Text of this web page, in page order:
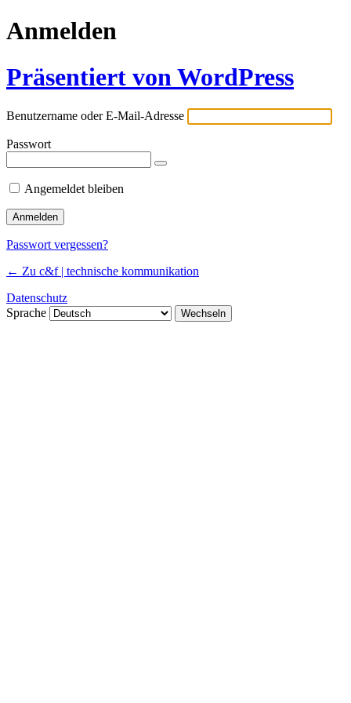
Anmelden
Präsentiert von WordPress
Benutzername oder E-Mail-Adresse
Passwort
Angemeldet bleiben
Passwort vergessen?
← Zu c&f | technische kommunikation
Datenschutz
Sprache